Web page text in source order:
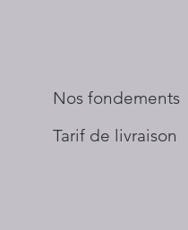
Nos fondements
Tarif de livraison